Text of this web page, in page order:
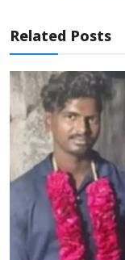
Related Posts